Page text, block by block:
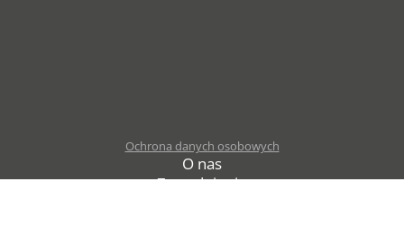
Ochrona danych osobowych
O nas
Zatrudnienie